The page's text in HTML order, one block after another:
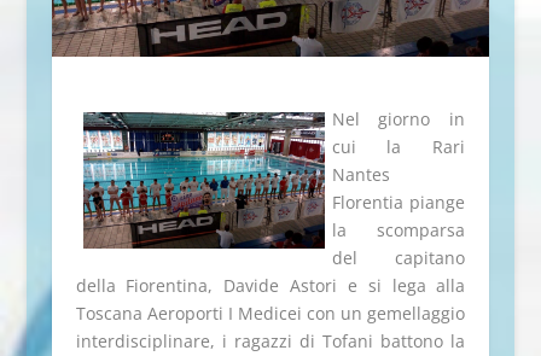
Nel giorno in
cui la Rari
Nantes
Florentia piange
la scomparsa
del capitano
della Fiorentina, Davide Astori e si lega alla
Toscana Aeroporti I Medicei con un gemellaggio
interdisciplinare, i ragazzi di Tofani battono la